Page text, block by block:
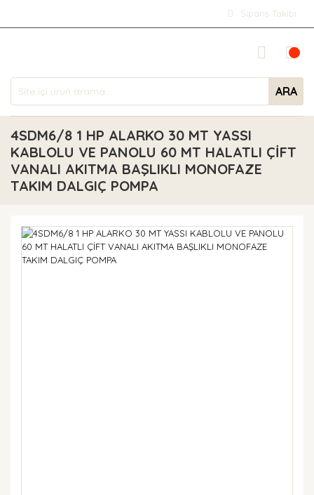
Sipariş Takibi
ARA
4SDM6/8 1 HP ALARKO 30 MT YASSI
KABLOLU VE PANOLU 60 MT HALATLI ÇİFT
VANALI AKITMA BAŞLIKLI MONOFAZE
TAKIM DALGIÇ POMPA